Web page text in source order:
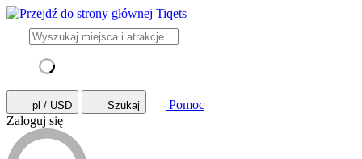
pl / USD Szukaj
Pomoc
Zaloguj się